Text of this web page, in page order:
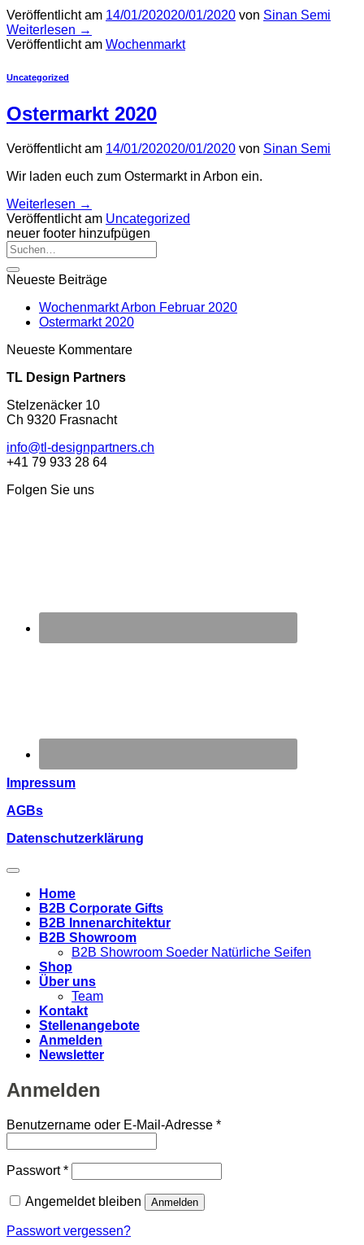
Veröffentlicht am 14/01/202020/01/2020 von Sinan Semi
Weiterlesen →
Veröffentlicht am Wochenmarkt
Uncategorized
Ostermarkt 2020
Veröffentlicht am 14/01/202020/01/2020 von Sinan Semi
Wir laden euch zum Ostermarkt in Arbon ein.
Weiterlesen →
Veröffentlicht am Uncategorized
neuer footer hinzufpügen
Neueste Beiträge
Wochenmarkt Arbon Februar 2020
Ostermarkt 2020
Neueste Kommentare
TL Design Partners
Stelzenäcker 10
Ch 9320 Frasnacht
info@tl-designpartners.ch
+41 79 933 28 64
Folgen Sie uns
Impressum
AGBs
Datenschutzerklärung
Home
B2B Corporate Gifts
B2B Innenarchitektur
B2B Showroom
B2B Showroom Soeder Natürliche Seifen
Shop
Über uns
Team
Kontakt
Stellenangebote
Anmelden
Newsletter
Anmelden
Benutzername oder E-Mail-Adresse *Erforderlich
Passwort*Erforderlich
Angemeldet bleiben Anmelden
Passwort vergessen?